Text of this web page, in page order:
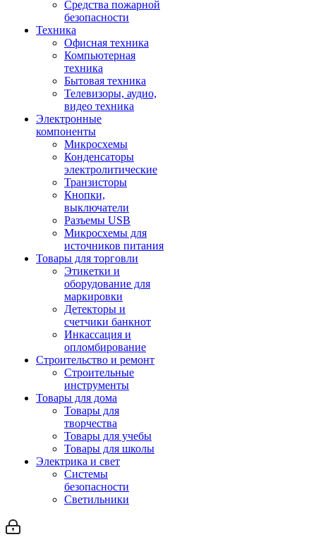
Средства пожарной
безопасности
Техника
Офисная техника
Компьютерная
техника
Бытовая техника
Телевизоры, аудио,
видео техника
Электронные
компоненты
Микросхемы
Конденсаторы
электролитические
Транзисторы
Кнопки,
выключатели
Разъемы USB
Микросхемы для
источников питания
Товары для торговли
Этикетки и
оборудование для
маркировки
Детекторы и
счетчики банкнот
Инкассация и
опломбирование
Строительство и ремонт
Строительные
инструменты
Товары для дома
Товары для
творчества
Товары для учебы
Товары для школы
Электрика и свет
Системы
безопасности
Светильники